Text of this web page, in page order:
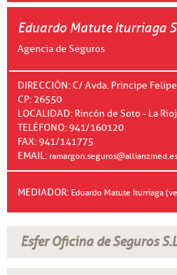
Eduardo Matute Iturriaga
Agencia de Seguros
DIRECCIÓN: C/ Avda. Principe
CP: 26550
LOCALIDAD: Rincón de Soto - La
TELÉFONO: 941/160120
FAX: 941/141775
EMAIL: ramargon.seguros@allianzmed.es
MEDIADOR: Eduardo Matute Iturriaga
Esfer Oficina de Seguros